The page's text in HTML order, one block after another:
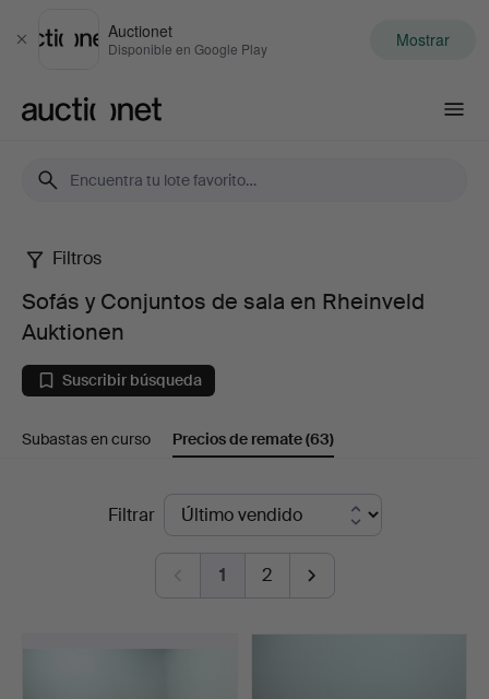
Cerrar
Auctionet
Disponible en Google Play Mostrar
Sofás
Conjuntos
de
Rheinveld
Auktionen
Filtros
Sofás y Conjuntos de sala en Rheinveld
Auktionen
Suscribir búsqueda
Subastas en curso Precios de remate(63)
Filtrar
1 2